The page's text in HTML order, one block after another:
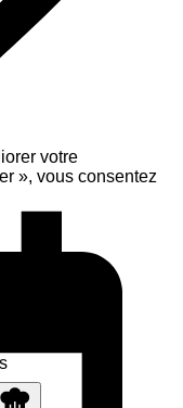
votre
», vous consentez